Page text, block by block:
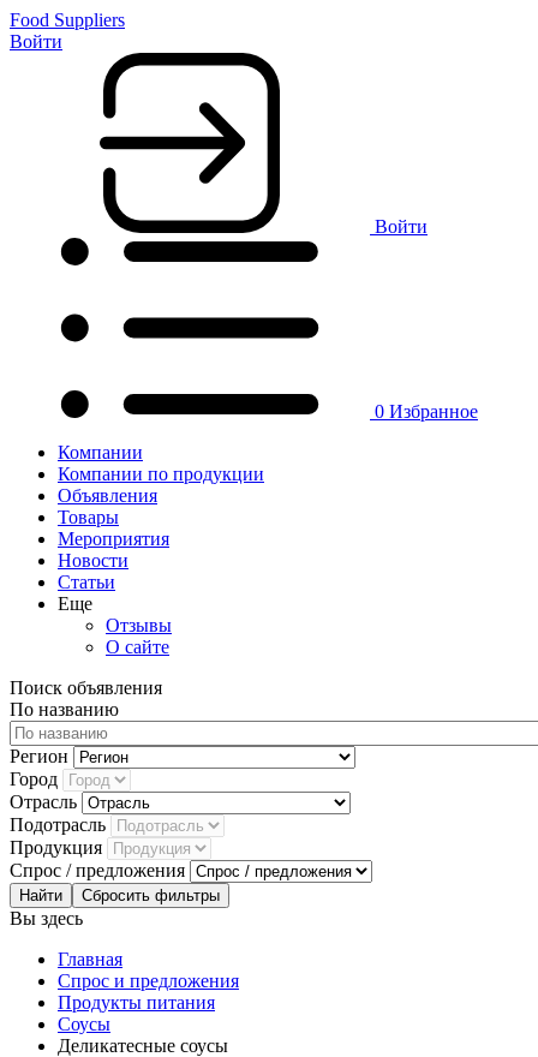
Food Suppliers
Войти
Войти
0 Избранное
Компании
Компании по продукции
Объявления
Товары
Мероприятия
Новости
Статьи
Еще
Отзывы
О сайте
Поиск объявления
По названию
Регион
Город
Отрасль
Подотрасль
Продукция
Спрос / предложения
Сбросить фильтры
Вы здесь
Главная
Спрос и предложения
Продукты питания
Соусы
Деликатесные соусы